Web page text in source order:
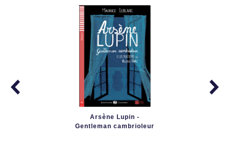
Arsène Lupin -
Gentleman cambrioleur